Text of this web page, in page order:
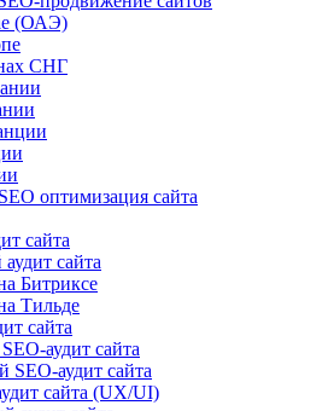
(ОАЭ)
СНГ
оптимизация сайта
сайта
сайта
Битриксе
Тильде
сайта
аудит сайта
SEO-аудит сайта
сайта (UX/UI)